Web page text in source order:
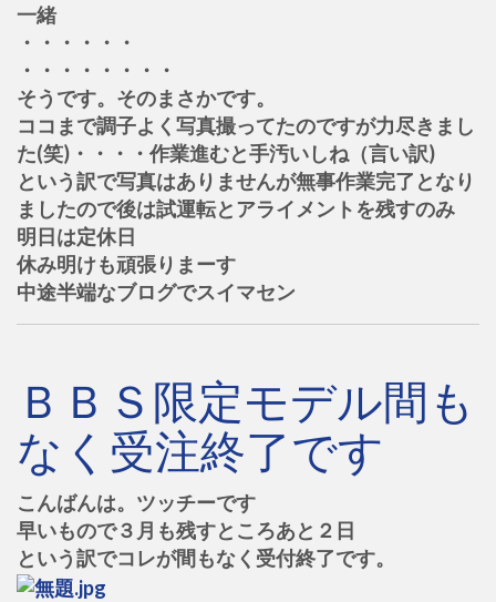
一緒
・・・・・・
・・・・・・・・
そうです。そのまさかです。
ココまで調子よく写真撮ってたのですが力尽きまし
た(笑)・・・・作業進むと手汚いしね（言い訳)
という訳で写真はありませんが無事作業完了となり
ましたので後は試運転とアライメントを残すのみ
明日は定休日
休み明けも頑張りまーす
中途半端なブログでスイマセン
ＢＢＳ限定モデル間も
なく受注終了です
こんばんは。ツッチーです
早いもので３月も残すところあと２日
という訳でコレが間もなく受付終了です。